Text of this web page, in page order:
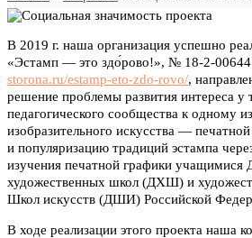
В 2019 г. наша организация успешно
«Эстамп — это здо́рово!», № 18-2-
storona.ru/estamp-eto-zdo-rovo/,
решение проблемы развития интереса у
педагогического сообщества к одному
изобразительного искусства —
и популяризацию традиций эстампа
изучения печатной графики учащимися
художественных школ (ДХШ) и
Школ искусств (ДШИ) Российской
В ходе реализации этого проекта наша